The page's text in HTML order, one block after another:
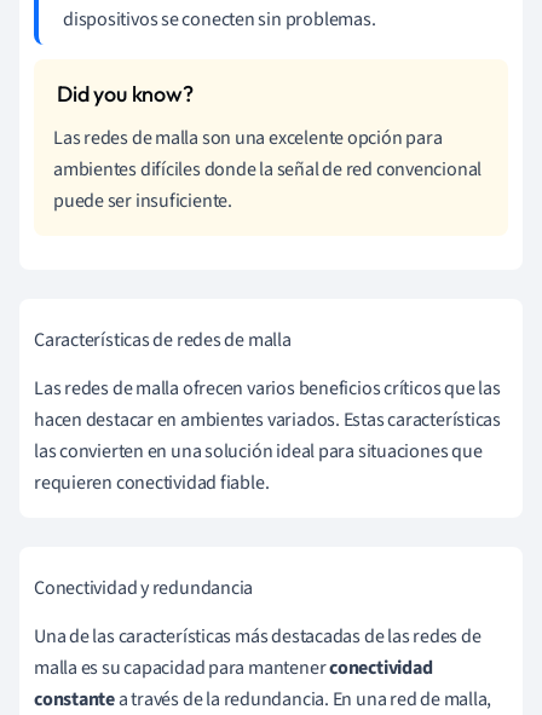
dispositivos se conecten sin problemas.
Las redes de malla son una excelente opción para
ambientes difíciles donde la señal de red convencional
puede ser insuficiente.
Características de redes de malla
Las redes de malla ofrecen varios beneficios críticos que las
hacen destacar en ambientes variados. Estas características
las convierten en una solución ideal para situaciones que
requieren conectividad fiable.
Conectividad y redundancia
Una de las características más destacadas de las redes de
malla es su capacidad para mantenerconectividad
constantea través de la redundancia. En una red de malla,